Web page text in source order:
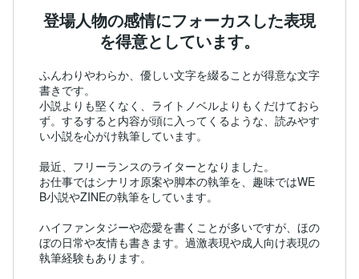
登場人物の感情にフォーカスした表現
を得意としています。
ふんわりやわらか、優しい文字を綴ることが得意な文字
書きです。
小説よりも堅くなく、ライトノベルよりもくだけておら
ず。するすると内容が頭に入ってくるような、読みやす
い小説を心がけ執筆しています。
最近、フリーランスのライターとなりました。
お仕事ではシナリオ原案や脚本の執筆を、趣味ではWE
B小説やZINEの執筆をしています。
ハイファンタジーや恋愛を書くことが多いですが、ほの
ぼの日常や友情も書きます。過激表現や成人向け表現の
執筆経験もあります。